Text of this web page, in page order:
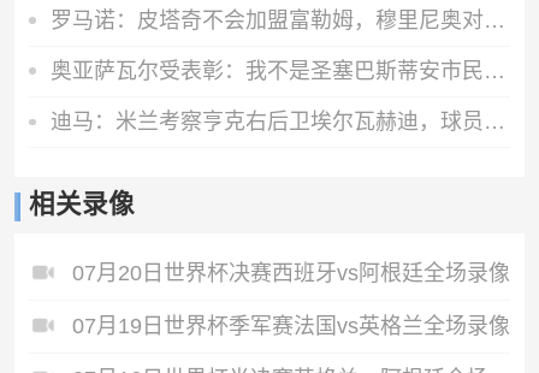
罗马诺：皮塔奇不会加盟富勒姆，穆里尼奥对他很满意
奥亚萨瓦尔受表彰：我不是圣塞巴斯蒂安市民，但这里就是我的家
迪马：米兰考察亨克右后卫埃尔瓦赫迪，球员估价1300万到1500万欧
相关录像
07月20日世界杯决赛西班牙vs阿根廷全场录像
07月19日世界杯季军赛法国vs英格兰全场录像